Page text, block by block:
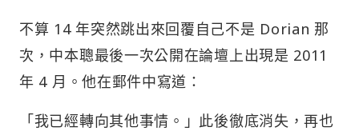
不算 14 年突然跳出來回覆自己不是 Dorian 那
次，中本聰最後一次公開在論壇上出現是 2011
年 4 月。他在郵件中寫道：
「我已經轉向其他事情。」此後徹底消失，再也